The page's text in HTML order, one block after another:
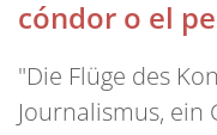
cóndor o el
"Die Flüge des
Journalismus, ein